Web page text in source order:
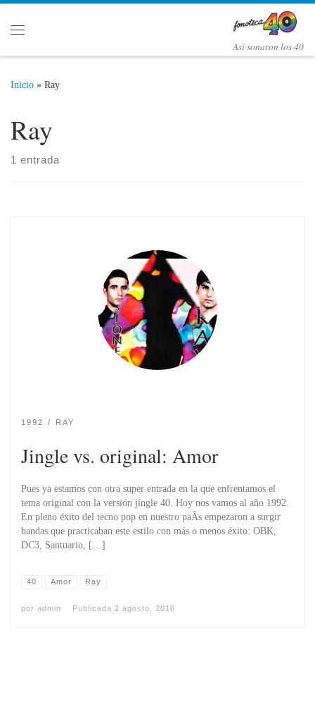
Así­ sonaron los 40
Inicio » Ray
Ray
1 entrada
1992 RAY
Jingle vs. original: Amor
Pues ya estamos con otra super entrada en la que enfrentamos el
tema original con la versión jingle 40. Hoy nos vamos al año 1992.
En pleno éxito del tecno pop en nuestro paÃ­s empezaron a surgir
bandas que practicaban este estilo con más o menos éxito: OBK,
DC3, Santuario, […]
40 Amor Ray
por admin Publicada 2 agosto, 2016